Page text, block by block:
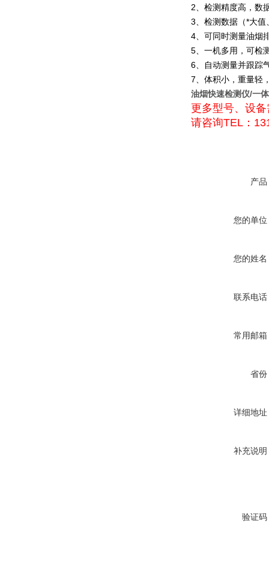
2、检测精度高，数
3、检测数据（*大
4、可同时测量油烟
5、一机多用，可检
6、自动测量并跟踪
7、体积小，重量轻
油烟快速检测仪/一
更多型号、设
请咨询TEL：
产品
您的单位
您的姓名
联系电话
常用邮箱
省份
详细地址
补充说明
验证码